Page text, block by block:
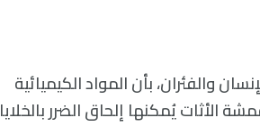
والفئران، بأن المواد الكيميائية
الأثات يُمكنها إلحاق الضرر بالخلايا